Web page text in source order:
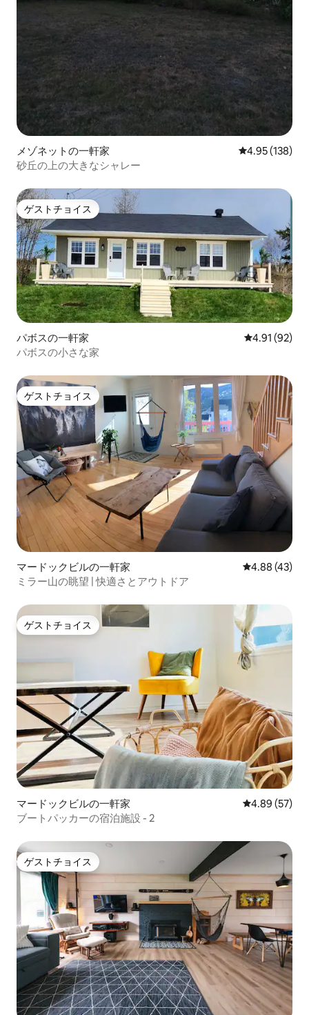
メゾネットの一軒家 レビュー138
4.95 (138)
砂丘の上の大きなシャレー
ゲストチョイス
ゲストチョイス
パボスの一軒家 レビュー92
4.91 (92)
パボスの小さな家
ゲストチョイス
ゲストチョイス
マードックビルの一軒家 レビュー43
4.88 (43)
ミラー山の眺望 | 快適さとアウトドア
ゲストチョイス
ゲストチョイス
マードックビルの一軒家 レビュー57
4.89 (57)
ブートパッカーの宿泊施設 - 2
ゲストチョイス
ゲストチョイス